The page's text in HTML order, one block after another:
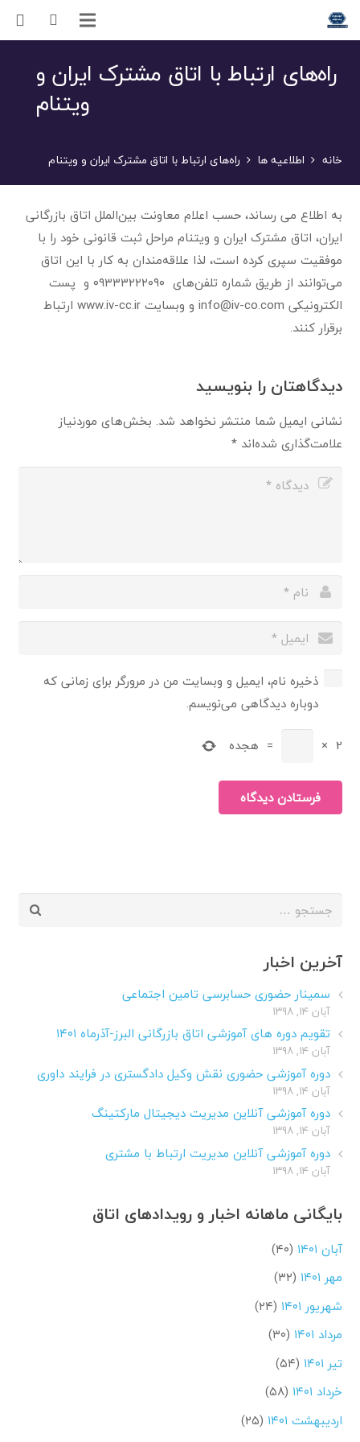
راه‌های ارتباط با اتاق مشترک ایران و
ویتنام
خانه اطلاعیه ها راه‌های ارتباط با اتاق مشترک ایران و ویتنام
به اطلاع می رساند، حسب اعلام معاونت بین‌الملل اتاق بازرگانی
ایران، اتاق مشترک ایران و ویتنام مراحل ثبت قانونی خود را با
موفقیت سپری کرده است، لذا علاقه‌مندان به کار با این اتاق
می‌توانند از طریق شماره تلفن‌های ۰۹۳۳۳۲۲۲۰۹۰ و پست
الکترونیکی info@iv-co.com و وبسایت www.iv-cc.ir ارتباط
برقرار کنند.
دیدگاهتان را بنویسید
نشانی ایمیل شما منتشر نخواهد شد. بخش‌های موردنیاز
علامت‌گذاری شده‌اند*
ذخیره نام، ایمیل و وبسایت من در مرورگر برای زمانی که
دوباره دیدگاهی می‌نویسم.
2
×
= هجده
فرستادن دیدگاه
جستجو
آخرین اخبار
سمینار حضوری حسابرسی تامین اجتماعی
آبان ۱۴, ۱۳۹۸
تقویم دوره های آموزشی اتاق بازرگانی البرز-آذرماه ۱۴۰۱
آبان ۱۴, ۱۳۹۸
دوره آموزشی حضوری نقش وکیل دادگستری در فرایند داوری
آبان ۱۴, ۱۳۹۸
دوره آموزشی آنلاین مدیریت دیجیتال مارکتینگ
آبان ۱۴, ۱۳۹۸
دوره آموزشی آنلاین مدیریت ارتباط با مشتری
آبان ۱۴, ۱۳۹۸
بایگانی ماهانه اخبار و رویدادهای اتاق
آبان ۱۴۰۱
(۴۰)
مهر ۱۴۰۱
(۳۲)
شهریور ۱۴۰۱
(۲۴)
مرداد ۱۴۰۱
(۳۰)
تیر ۱۴۰۱
(۵۴)
خرداد ۱۴۰۱
(۵۸)
اردیبهشت ۱۴۰۱
(۲۵)